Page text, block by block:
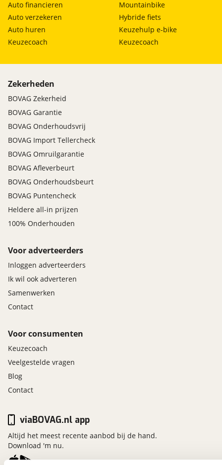
Auto financieren
Auto verzekeren
Auto huren
Keuzecoach
Mountainbike
Hybride fiets
Keuzehulp e-bike
Keuzecoach
Zekerheden
BOVAG Zekerheid
BOVAG Garantie
BOVAG Onderhoudsvrij
BOVAG Import Tellercheck
BOVAG Omruilgarantie
BOVAG Afleverbeurt
BOVAG Onderhoudsbeurt
BOVAG Puntencheck
Heldere all-in prijzen
100% Onderhouden
Voor adverteerders
Inloggen adverteerders
Ik wil ook adverteren
Samenwerken
Contact
Voor consumenten
Keuzecoach
Veelgestelde vragen
Blog
Contact
viaBOVAG.nl app
Altijd het meest recente aanbod bij de hand.
Download 'm nu.